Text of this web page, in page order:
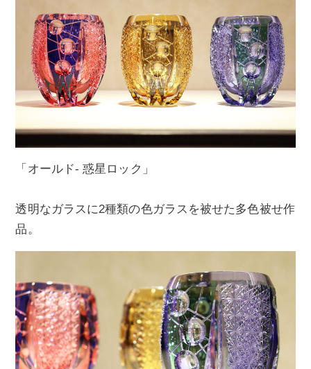
「オールド- 惑星ロック」
透明なガラスに2種類の色ガラスを被せた多色被せ作
品。